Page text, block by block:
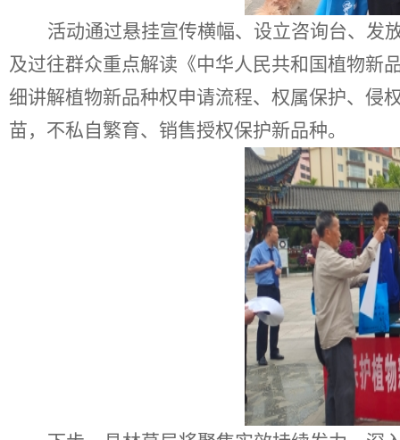
活动通过悬挂宣传横幅、设立咨询台、发
及过往群众重点解读《中华人民共和国植物新
细讲解植物新品种权申请流程、权属保护、侵
苗，不私自繁育、销售授权保护新品种。